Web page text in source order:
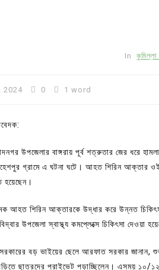
In
2024 0 1 word
উপজেলার বাঙ্গরায় পূর্ব শত্রুতার জের ধরে
গ্রামে এ ঘটনা ঘটে। আহত শিরিন আক্তার
আহত শিরিন আক্তারকে উদ্ধার করে উন্নত
উপজেলা স্বাস্থ্য কমপ্লেক্সে চিকিৎসা দেওয়া
বড় ভাইয়ের ছেলে আরফাত সরকার জানান,
ছাত্রদের প্রাইভেট পড়াচ্ছিলেন। এসময় ১০/
কুমিল্লা প্রেস ক্লাবের নির্বাচন